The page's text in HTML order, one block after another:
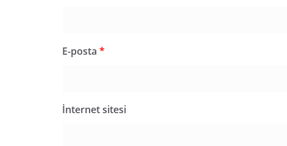
E-posta *
İnternet sitesi